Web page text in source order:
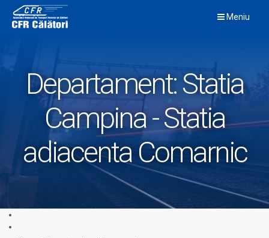
content
Meniu
Departament:Statia
Campina - Statia
adiacenta Comarnic